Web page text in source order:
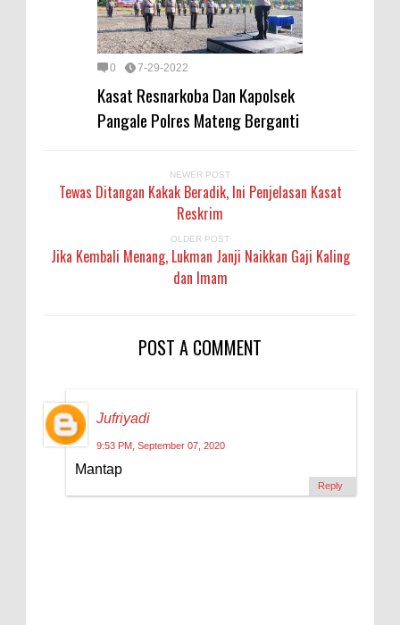
0 7-29-2022
Kasat Resnarkoba Dan Kapolsek
Pangale Polres Mateng Berganti
NEWER POST
Tewas Ditangan Kakak Beradik, Ini Penjelasan Kasat
Reskrim
OLDER POST
Jika Kembali Menang, Lukman Janji Naikkan Gaji Kaling
dan Imam
POST A COMMENT
Jufriyadi
9:53 PM, September 07, 2020
Mantap
Reply